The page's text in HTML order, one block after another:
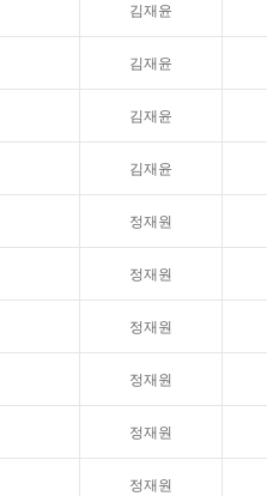
김재윤
김재윤
김재윤
김재윤
정재원
정재원
정재원
정재원
정재원
정재원